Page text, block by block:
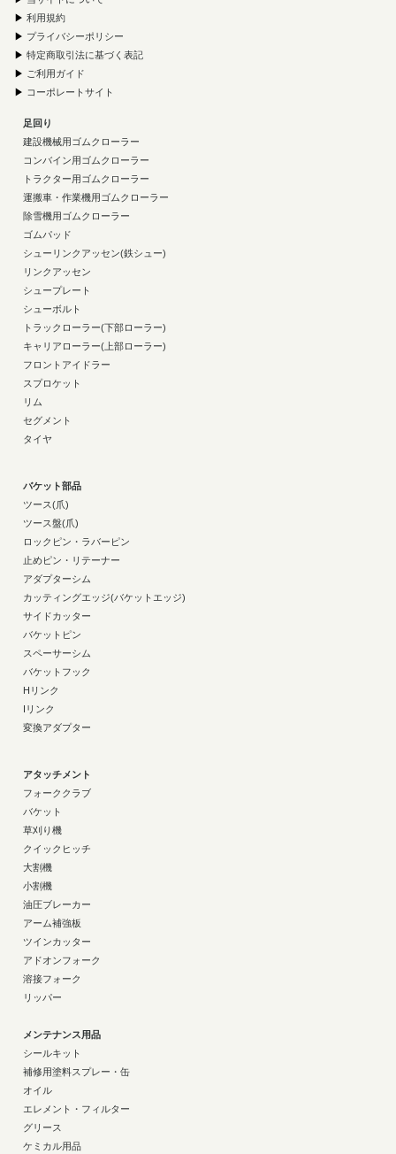
▶ 利用規約
▶ プライバシーポリシー
▶ 特定商取引法に基づく表記
▶ ご利用ガイド
▶ コーポレートサイト
足回り
建設機械用ゴムクローラー
コンバイン用ゴムクローラー
トラクター用ゴムクローラー
運搬車・作業機用ゴムクローラー
除雪機用ゴムクローラー
ゴムパッド
シューリンクアッセン(鉄シュー)
リンクアッセン
シュープレート
シューボルト
トラックローラー(下部ローラー)
キャリアローラー(上部ローラー)
フロントアイドラー
スプロケット
リム
セグメント
タイヤ
バケット部品
ツース(爪)
ツース盤(爪)
ロックピン・ラバーピン
止めピン・リテーナー
アダプターシム
カッティングエッジ(バケットエッジ)
サイドカッター
バケットピン
スペーサーシム
バケットフック
Hリンク
Iリンク
変換アダプター
アタッチメント
フォーククラブ
バケット
草刈り機
クイックヒッチ
大割機
小割機
油圧ブレーカー
アーム補強板
ツインカッター
アドオンフォーク
溶接フォーク
リッパー
メンテナンス用品
シールキット
補修用塗料スプレー・缶
オイル
エレメント・フィルター
グリース
ケミカル用品